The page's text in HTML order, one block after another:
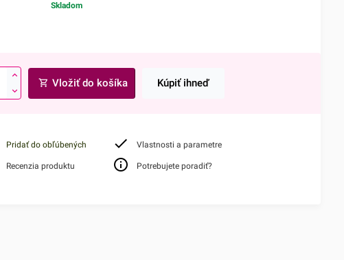
Skladom
Vložiť do košíka Kúpiť ihneď
Pridať do obľúbených Vlastnosti a parametre
Recenzia produktu Potrebujete poradiť?